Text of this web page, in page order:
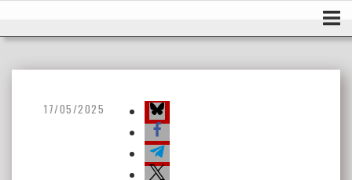
17/05/2025